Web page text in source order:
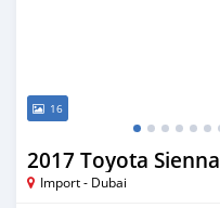
16
2017 Toyota Sienna
Import - Dubai